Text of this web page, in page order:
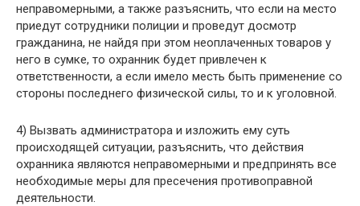
неправомерными, а также разъяснить, что если на место
приедут сотрудники полиции и проведут досмотр
гражданина, не найдя при этом неоплаченных товаров у
него в сумке, то охранник будет привлечен к
ответственности, а если имело месть быть применение со
стороны последнего физической силы, то и к уголовной.
4) Вызвать администратора и изложить ему суть
происходящей ситуации, разъяснить, что действия
охранника являются неправомерными и предпринять все
необходимые меры для пресечения противоправной
деятельности.